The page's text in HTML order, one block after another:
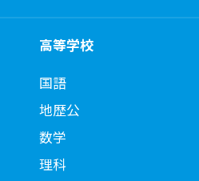
高等学校
国語
地歴公
数学
理科